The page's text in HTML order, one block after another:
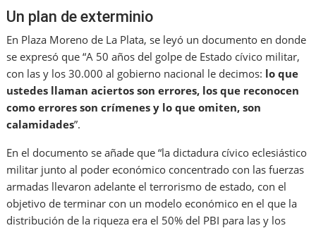
Un plan de exterminio
En Plaza Moreno de La Plata, se leyó un documento en donde
se expresó que “A 50 años del golpe de Estado cívico militar,
con las y los 30.000 al gobierno nacional le decimos: lo que
ustedes llaman aciertos son errores, los que reconocen
como errores son crímenes y lo que omiten, son
calamidades”.
En el documento se añade que “la dictadura cívico eclesiástico
militar junto al poder económico concentrado con las fuerzas
armadas llevaron adelante el terrorismo de estado, con el
objetivo de terminar con un modelo económico en el que la
distribución de la riqueza era el 50% del PBI para las y los